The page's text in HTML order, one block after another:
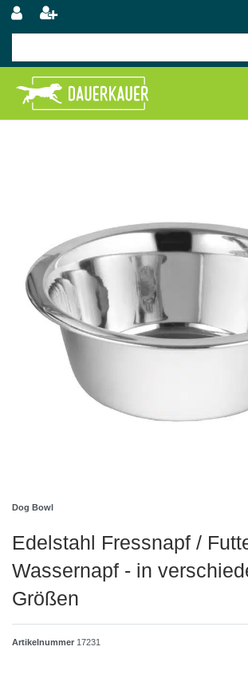
Dog Bowl
Edelstahl Fressnapf /
Wassernapf - in
Größen
Artikelnummer 17231